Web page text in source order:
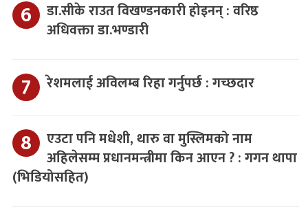
डा.सीके राउत विखण्डनकारी होइनन् : वरिष्ठ
अधिवक्ता डा.भण्डारी
रेशमलाई अविलम्ब रिहा गर्नुपर्छ : गच्छदार
एउटा पनि मधेशी, थारु वा मुस्लिमको नाम
अहिलेसम्म प्रधानमन्त्रीमा किन आएन ? : गगन थापा
(भिडियोसहित)